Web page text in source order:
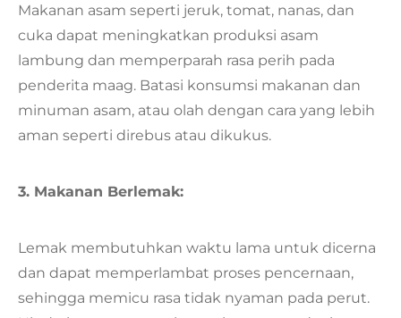
Makanan asam seperti jeruk, tomat, nanas, dan
cuka dapat meningkatkan produksi asam
lambung dan memperparah rasa perih pada
penderita maag. Batasi konsumsi makanan dan
minuman asam, atau olah dengan cara yang lebih
aman seperti direbus atau dikukus.
3. Makanan Berlemak:
Lemak membutuhkan waktu lama untuk dicerna
dan dapat memperlambat proses pencernaan,
sehingga memicu rasa tidak nyaman pada perut.